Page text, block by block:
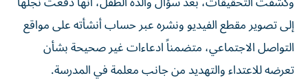
إلى تصوير مقطع الفيديو ونشره عبر حساب أنشأته على مواقع
التواصل الاجتماعي، متضمناً ادعاءات غير صحيحة بشأن
تعرضه للاعتداء والتهديد من جانب معلمة في المدرسة.